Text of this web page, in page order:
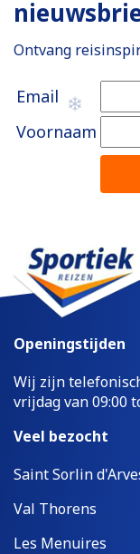
Ontvang
Email
Voornaam
Openingstijden
Wij zijn
vrijdag van 09:00
Veel bezocht
Saint Sorlin
Val Thorens
Les Menuires